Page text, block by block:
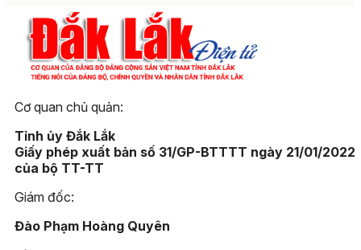
Cơ quan chủ quản:
Tỉnh ủy Đắk Lắk
Giấy phép xuất bản số 31/GP-BTTTT ngày 21/01/2022
của bộ TT-TT
Giám đốc:
Đào Phạm Hoàng Quyên